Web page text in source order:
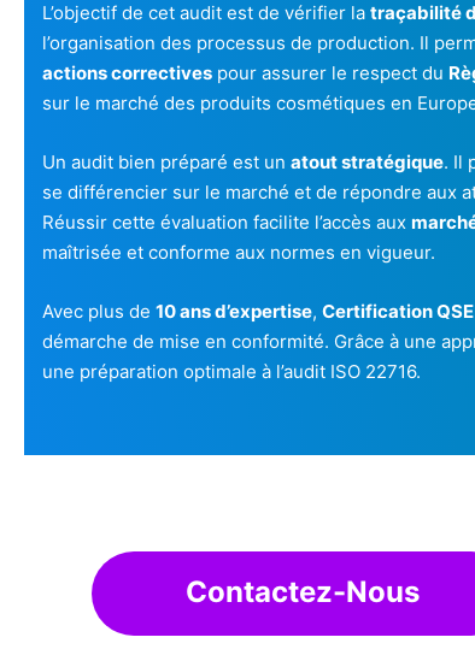
L’objectif de cet audit est de vérifier la traçabilité
l’organisation des processus de production. Il
actions correctives pour assurer le respect du
sur le marché des produits cosmétiques en
Un audit bien préparé est un atout stratégique. Il
se différencier sur le marché et de répondre aux
Réussir cette évaluation facilite l’accès aux
maîtrisée et conforme aux normes en vigueur.
Avec plus de 10 ans d’expertise, Certification QSE
démarche de mise en conformité. Grâce à une
une préparation optimale à l’audit ISO 22716.
Contactez-Nous